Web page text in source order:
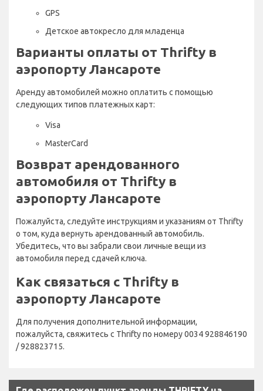
GPS
Детское автокресло для младенца
Варианты оплаты от Thrifty в
аэропорту Лансароте
Аренду автомобилей можно оплатить с помощью
следующих типов платежных карт:
Visa
MasterCard
Возврат арендованного
автомобиля от Thrifty в
аэропорту Лансароте
Пожалуйста, следуйте инструкциям и указаниям от Thrifty
о том, куда вернуть арендованный автомобиль.
Убедитесь, что вы забрали свои личные вещи из
автомобиля перед сдачей ключа.
Как связаться с Thrifty в
аэропорту Лансароте
Для получения дополнительной информации,
пожалуйста, свяжитесь с Thrifty по номеру 0034 928846190
/ 928823715.